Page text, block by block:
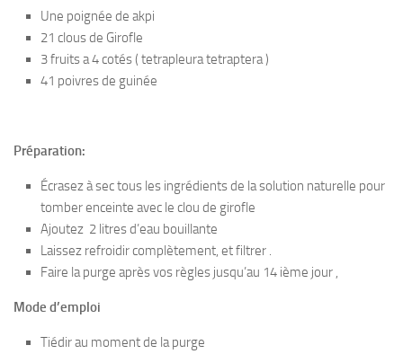
Une poignée de akpi
21 clous de Girofle
3 fruits a 4 cotés ( tetrapleura tetraptera )
41 poivres de guinée
Préparation:
Écrasez à sec tous les ingrédients de la solution naturelle pour
tomber enceinte avec le clou de girofle
Ajoutez 2 litres d’eau bouillante
Laissez refroidir complètement, et filtrer .
Faire la purge après vos règles jusqu’au 14 ième jour ,
Mode d’emploi
Tiédir au moment de la purge